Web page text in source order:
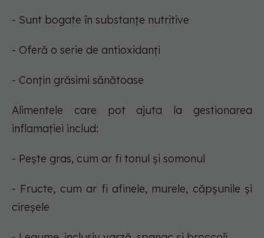
- Sunt bogate în substanțe nutritive
- Oferă o serie de antioxidanți
- Conțin grăsimi sănătoase
Alimentele care pot ajuta la gestionarea
inflamației includ:
- Pește gras, cum ar fi tonul și somonul
- Fructe, cum ar fi afinele, murele, căpșunile și
cireșele